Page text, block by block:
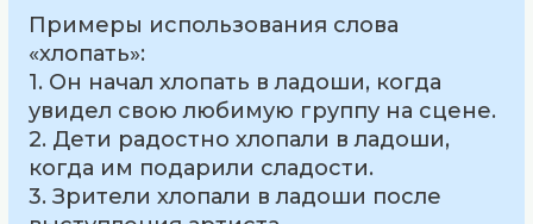
Примеры использования слова
«хлопать»:
1. Он начал хлопать в ладоши, когда
увидел свою любимую группу на сцене.
2. Дети радостно хлопали в ладоши,
когда им подарили сладости.
3. Зрители хлопали в ладоши после